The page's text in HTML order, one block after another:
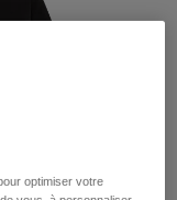
optimiser votre